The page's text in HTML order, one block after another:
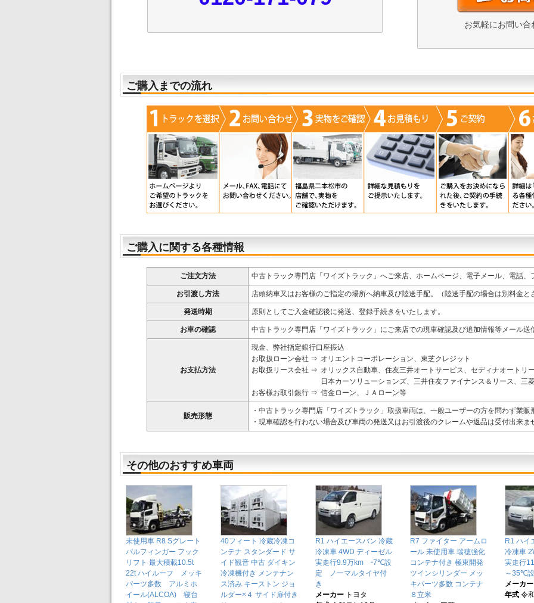
お気軽にお問い
ご購入までの流れ
ご購入に関する各種情報
ご注文方法 中古トラック専門店「ワイズトラック」へご来店、ホームページ、電子メール、電話、
お引渡し方法 店頭納車又はお客様のご指定の場所へ納車及び陸送手配。（陸送手配の場合は別料金と
発送時期 原則としてご入金確認後に発送、登録手続きをいたします。
お車の確認 中古トラック専門店「ワイズトラック」にご来店での現車確認及び追加情報等メール
お支払方法
現金、弊社指定銀行口座振込
お取扱ローン会社 ⇒ オリエントコーポレーション、東芝クレジット
お取扱リース会社 ⇒ オリックス自動車、住友三井オートサービス、セディナオートリ
日本カーソリューションズ、三井住友ファイナンス＆リース、三
お客様お取引銀行 ⇒ 信金ローン、ＪＡローン等
販売形態
・中古トラック専門店「ワイズトラック」取扱車両は、一般ユーザーの方を問わず業
・現車確認を行わない場合及び車両の発送又はお引渡後のクレームや返品は受付出来
その他のおすすめ車両
未使用車 R8 Sグレート
パルフィンガー フック
リフト 最大積載10.5t
22t ハイルーフ メッキ
パーツ多数 アルミホ
イール(ALCOA) 寝台
40フィート 冷蔵冷凍コ
ンテナ スタンダード サ
イド観音 中古 ダイキン
冷凍機付き メンテナン
ス済み キーストン ジョ
ルダー×４ サイド扉付き
R1 ハイエースバン 冷蔵
冷凍車 4WD ディーゼル
実走行9.9万km -7℃設
定 ノーマルタイヤ付
き
メーカー トヨタ
R7 ファイター アームロ
ール 未使用車 瑞穂強化
コンテナ付き 極東開発
ツインシリンダー メッ
キパーツ多数 コンテナ
８立米
R1 ハイ
冷凍車
実走行
～35℃
メーカー
年式 令